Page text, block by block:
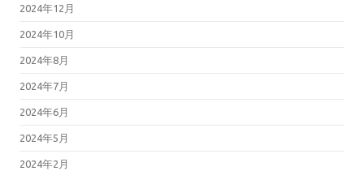
2024年12月
2024年10月
2024年8月
2024年7月
2024年6月
2024年5月
2024年2月